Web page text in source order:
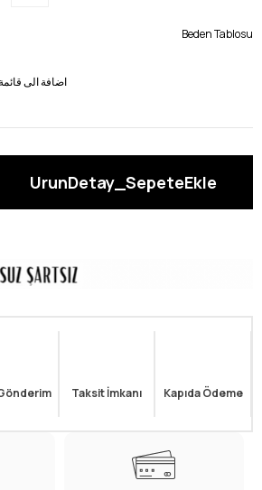
Beden Tablosu
اضافة الى
Gönderim Taksit İmkanı Kapıda Ödeme